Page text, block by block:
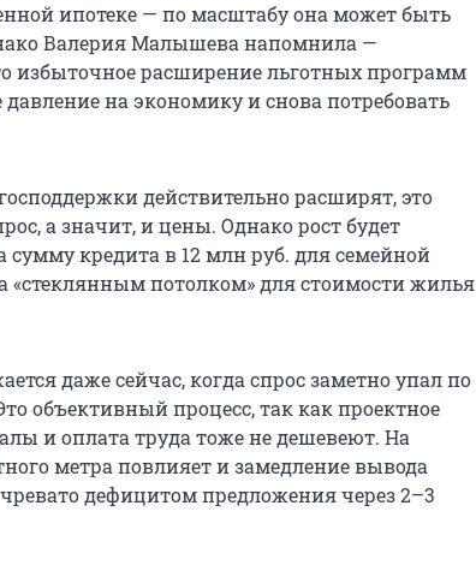
ипотеке — по масштабу она может быть
Валерия Малышева напомнила —
избыточное расширение льготных программ
на экономику и снова потребовать
действительно расширят, это
а значит, и цены. Однако рост будет
кредита в 12 млн руб. для семейной
«стеклянным потолком» для стоимости жилья
даже сейчас, когда спрос заметно упал по
объективный процесс, так как проектное
и оплата труда тоже не дешевеют. На
метра повлияет и замедление вывода
дефицитом предложения через 2–3